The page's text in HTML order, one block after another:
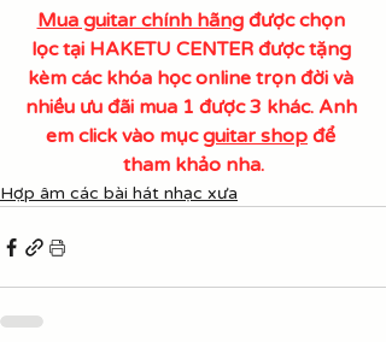
Mua guitar chính hãng được chọn
lọc tại HAKETU CENTER được tặng
kèm các khóa học online trọn đời và
nhiều ưu đãi mua 1 được 3 khác. Anh
em click vào mục guitar shop để
tham khảo nha.
Hợp âm các bài hát nhạc xưa